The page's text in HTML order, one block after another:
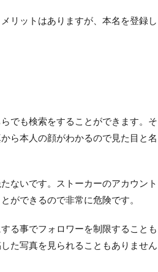
リットはありますが、本名を登録し
でも検索をすることができます。そ
ら本人の顔がわかるので見た目と名
ないです。ストーカーのアカウント
ができるので非常に危険です。
る事でフォロワーを制限することも
た写真を見られることもありません